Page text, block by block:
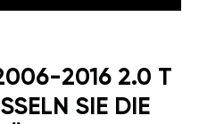
2016 2.0 T
SIE DIE